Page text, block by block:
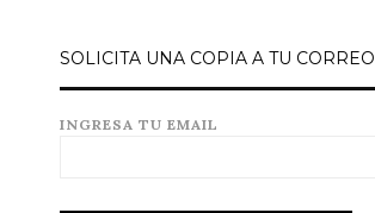
SOLICITA UNA COPIA A TU CORREO
INGRESA TU EMAIL